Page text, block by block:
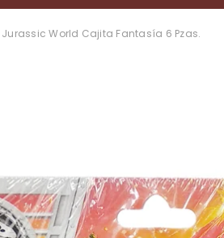
Jurassic World Cajita Fantasía 6 Pzas.